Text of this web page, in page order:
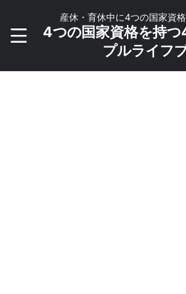
産休・育休中に4つの国家資格
4つの国家資格を持
プルライフ